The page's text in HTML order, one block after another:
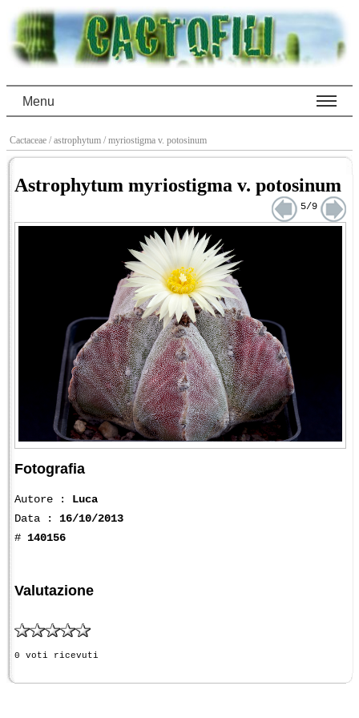
Menu
Cactaceae / astrophytum / myriostigma v. potosinum
Astrophytum myriostigma v. potosinum
5/9
Fotografia
Autore : Luca
Data : 16/10/2013
# 140156
Valutazione
0 voti ricevuti